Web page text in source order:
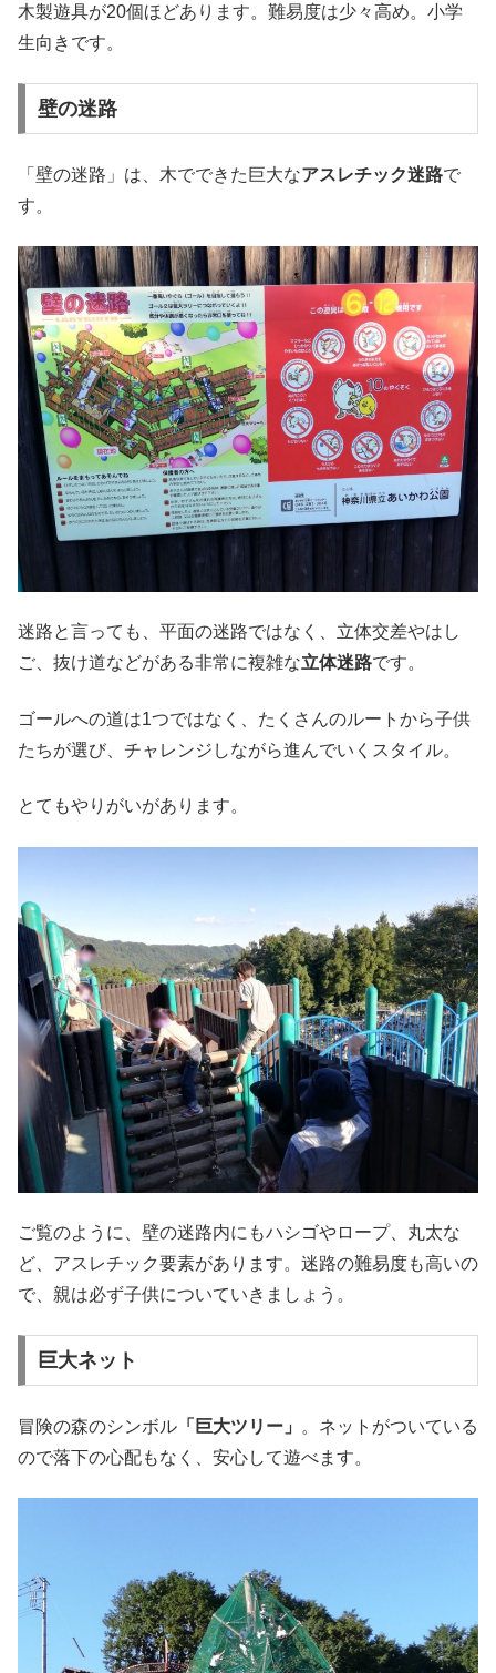
木製遊具が20個ほどあります。難易度は少々高め。小学
生向きです。
壁の迷路
「壁の迷路」は、木でできた巨大なアスレチック迷路で
す。
迷路と言っても、平面の迷路ではなく、立体交差やはし
ご、抜け道などがある非常に複雑な立体迷路です。
ゴールへの道は1つではなく、たくさんのルートから子供
たちが選び、チャレンジしながら進んでいくスタイル。
とてもやりがいがあります。
ご覧のように、壁の迷路内にもハシゴやロープ、丸太な
ど、アスレチック要素があります。迷路の難易度も高いの
で、親は必ず子供についていきましょう。
巨大ネット
冒険の森のシンボル 「巨大ツリー」
。ネットがついている
ので落下の心配もなく、安心して遊べます。